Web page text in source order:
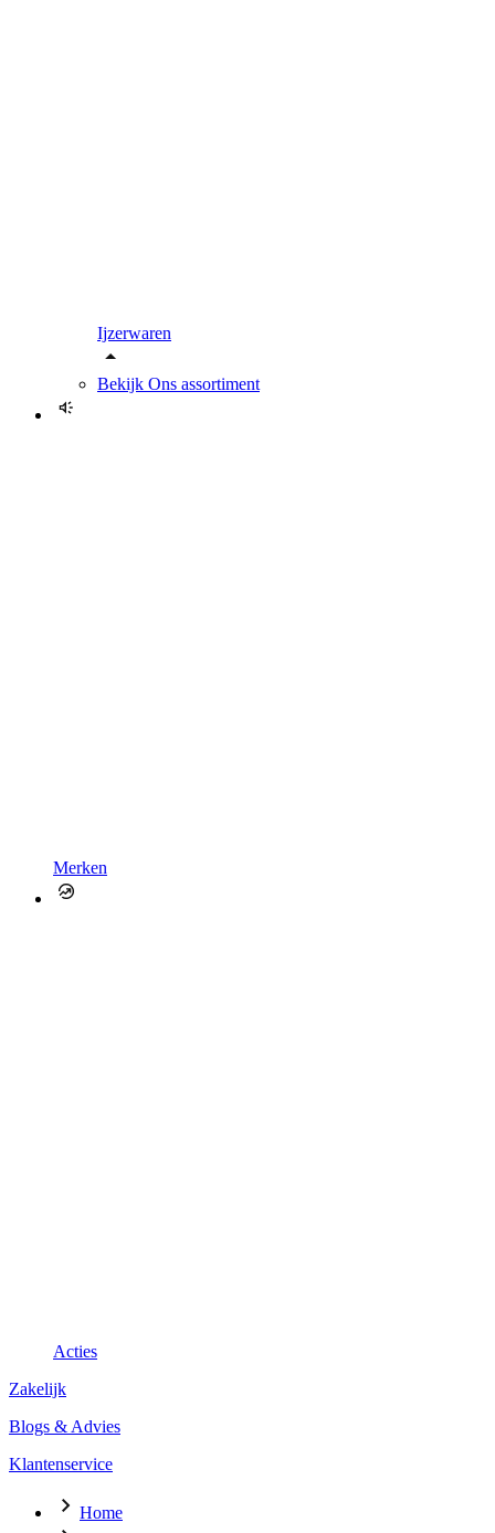
Ijzerwaren
Bekijk Ons assortiment
Merken
Acties
Zakelijk
Blogs & Advies
Klantenservice
Home